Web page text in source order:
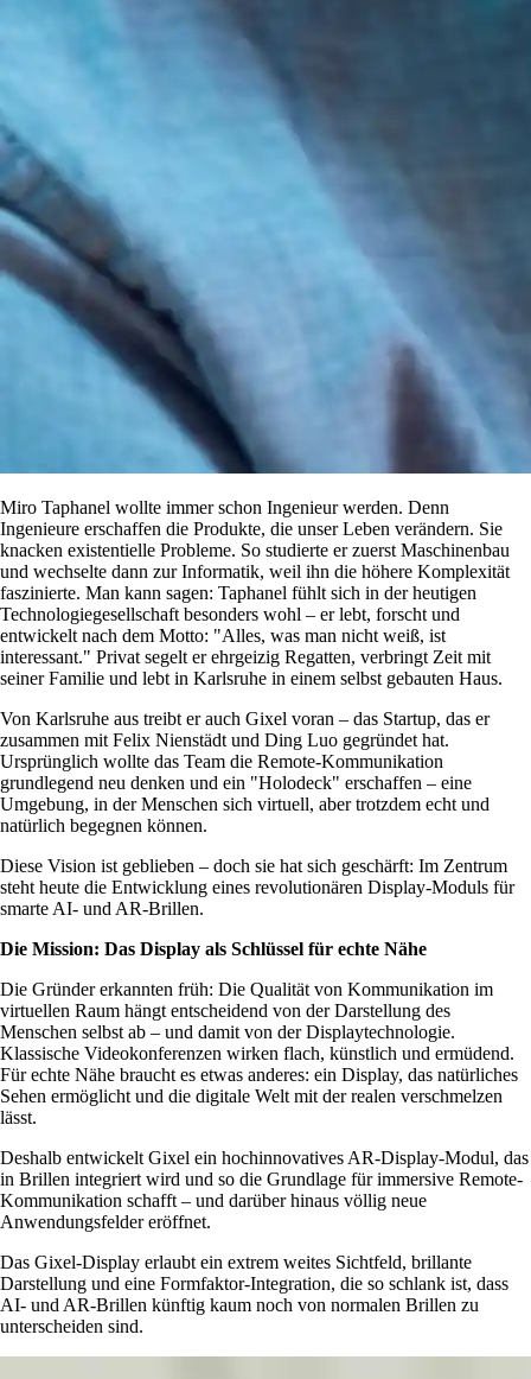
Miro Taphanel wollte immer schon Ingenieur werden. Denn
Ingenieure erschaffen die Produkte, die unser Leben verändern. Sie
knacken existentielle Probleme. So studierte er zuerst Maschinenbau
und wechselte dann zur Informatik, weil ihn die höhere Komplexität
faszinierte. Man kann sagen: Taphanel fühlt sich in der heutigen
Technologiegesellschaft besonders wohl – er lebt, forscht und
entwickelt nach dem Motto:
Alles, was man nicht weiß, ist
interessant.
Privat segelt er ehrgeizig Regatten, verbringt Zeit mit
seiner Familie und lebt in Karlsruhe in einem selbst gebauten Haus.
Von Karlsruhe aus treibt er auch Gixel voran – das Startup, das er
zusammen mit Felix Nienstädt und Ding Luo gegründet hat.
Ursprünglich wollte das Team die Remote-Kommunikation
grundlegend neu denken und ein
Holodeck
erschaffen – eine
Umgebung, in der Menschen sich virtuell, aber trotzdem echt und
natürlich begegnen können.
Diese Vision ist geblieben – doch sie hat sich geschärft: Im Zentrum
steht heute die Entwicklung eines revolutionären Display-Moduls für
smarte AI- und AR-Brillen.
Die Mission: Das Display als Schlüssel für echte Nähe
Die Gründer erkannten früh: Die Qualität von Kommunikation im
virtuellen Raum hängt entscheidend von der Darstellung des
Menschen selbst ab – und damit von der Displaytechnologie.
Klassische Videokonferenzen wirken flach, künstlich und ermüdend.
Für echte Nähe braucht es etwas anderes: ein Display, das natürliches
Sehen ermöglicht und die digitale Welt mit der realen verschmelzen
lässt.
Deshalb entwickelt Gixel ein hochinnovatives AR-Display-Modul, das
in Brillen integriert wird und so die Grundlage für immersive Remote-
Kommunikation schafft – und darüber hinaus völlig neue
Anwendungsfelder eröffnet.
Das Gixel-Display erlaubt ein extrem weites Sichtfeld, brillante
Darstellung und eine Formfaktor-Integration, die so schlank ist, dass
AI- und AR-Brillen künftig kaum noch von normalen Brillen zu
unterscheiden sind.